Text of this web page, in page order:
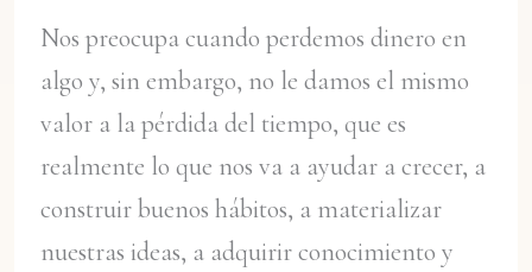
Nos preocupa cuando perdemos dinero en
algo y, sin embargo, no le damos el mismo
valor a la pérdida del tiempo, que es
realmente lo que nos va a ayudar a crecer, a
construir buenos hábitos, a materializar
nuestras ideas, a adquirir conocimiento y